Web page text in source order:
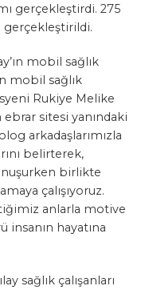
gerçekleştirdi. 275
gerçekleştirildi.
mobil sağlık
mobil sağlık
Rukiye Melike
sitesi yanındaki
arkadaşlarımızla
belirterek,
birlikte
çalışıyoruz.
anlarla motive
insanın hayatına
sağlık çalışanları